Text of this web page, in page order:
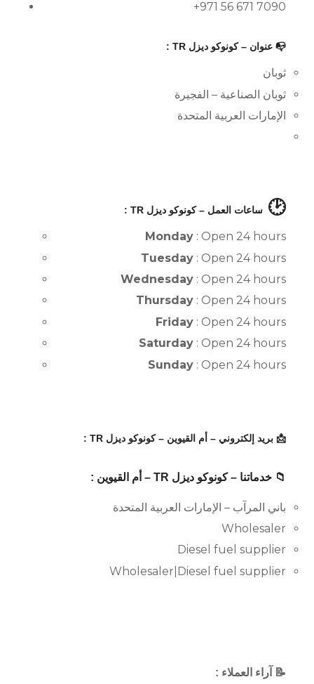
+971 56 671 7090
📭 عنوان – كونوكو ديزل TR :
ثوبان
ثوبان الصناعية – الفجيرة
الإمارات العربية المتحدة
🕑 ساعات العمل – كونوكو ديزل TR :
Monday : Open 24 hours
Tuesday : Open 24 hours
Wednesday : Open 24 hours
Thursday : Open 24 hours
Friday : Open 24 hours
Saturday : Open 24 hours
Sunday : Open 24 hours
📩 بريد إلكتروني – أم القيوين – كونوكو ديزل TR :
📁 خدماتنا – كونوكو ديزل TR – أم القيوين :
باني المرآب – الإمارات العربية المتحدة
Wholesaler
Diesel fuel supplier
Wholesaler|Diesel fuel supplier
📝 آراء العملاء :